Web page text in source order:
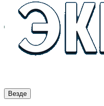
Везде